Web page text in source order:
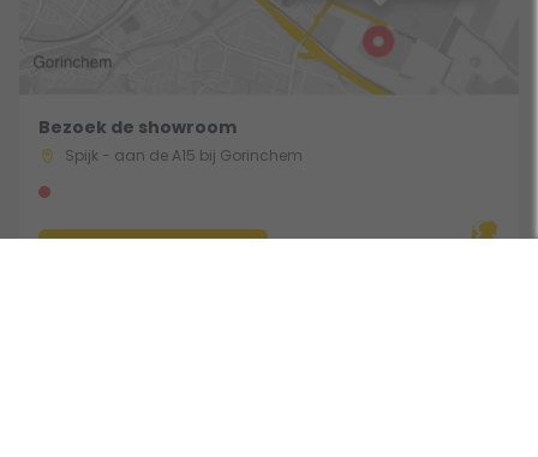
Bezoek de showroom
Spijk - aan de A15 bij Gorinchem